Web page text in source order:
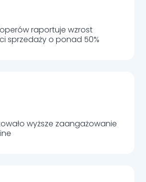
raportuje wzrost
sprzedaży o ponad 50%
wyższe zaangażowanie